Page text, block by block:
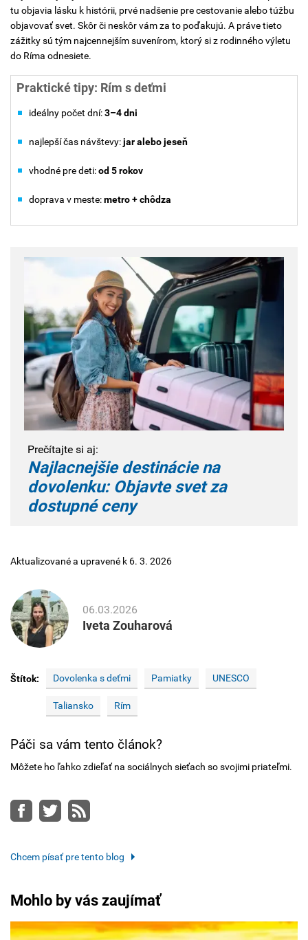
tu objavia lásku k histórii, prvé nadšenie pre cestovanie alebo túžbu
objavovať svet. Skôr či neskôr vám za to poďakujú. A práve tieto
zážitky sú tým najcennejším suvenírom, ktorý si z rodinného výletu
do Ríma odnesiete.
Praktické tipy: Rím s deťmi
ideálny počet dní:3–4 dni
najlepší čas návštevy:jar alebo jeseň
vhodné pre deti:od 5 rokov
doprava v meste:metro + chôdza
Prečítajte si aj:
Najlacnejšie destinácie na
dovolenku: Objavte svet za
dostupné ceny
Aktualizované a upravené k 6. 3. 2026
06.03.2026
Iveta Zouharová
Štítok: Dovolenka s deťmi Pamiatky UNESCO
Taliansko Rím
Páči sa vám tento článok?
Môžete ho ľahko zdieľať na sociálnych sieťach so svojimi priateľmi.
Facebook
Twitter
RSS
Chcem písať pre tento blog
Mohlo by vás zaujímať